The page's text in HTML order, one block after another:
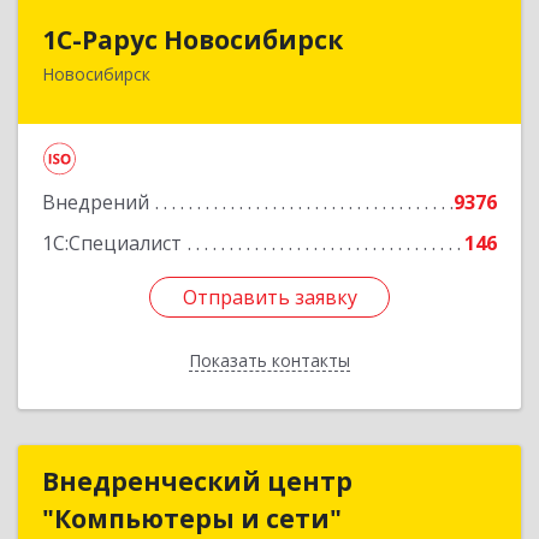
1С-Рарус Новосибирск
Новосибирск
Внедрений
9376
1С:Специалист
146
Отправить заявку
Показать контакты
1С-Рарус Новосибирск
630015, Новосибирская обл, Новосибирск г,
Подробнее
Отправить заявку
Назад
Внедренческий центр
"Компьютеры и сети"
Внедренческий центр
"Компьютеры и сети"